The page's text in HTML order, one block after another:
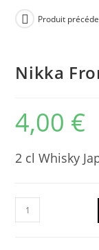
content
Produit
Nikka
4,00 €
2 cl Whisky
quantité
de